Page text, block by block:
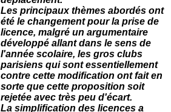
Les principaux thèmes abordés ont
été le changement pour la prise de
licence, malgré un argumentaire
développé allant dans le sens de
l'année scolaire, les gros clubs
parisiens qui sont essentiellement
contre cette modification ont fait en
sorte que cette proposition soit
rejetée avec très peu d'écart.
La simplification des licences a